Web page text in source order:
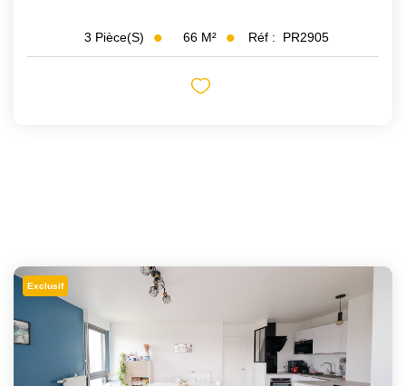
3 Pièce(s) 66 M² Réf : PR2905
Exclusif